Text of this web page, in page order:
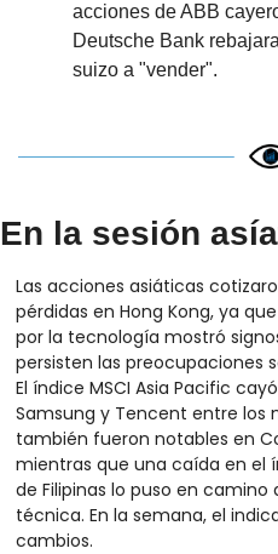
acciones de ABB
Deutsche Bank
suizo a "vender".
En la sesión
Las acciones asiáticas
pérdidas en Hong Kong, ya
por la tecnología mostró
persisten las preocupaciones
El índice MSCI Asia Pacific
Samsung y Tencent entre los
también fueron notables en
mientras que una caída en el
de Filipinas lo puso en
técnica. En la semana, el
cambios.